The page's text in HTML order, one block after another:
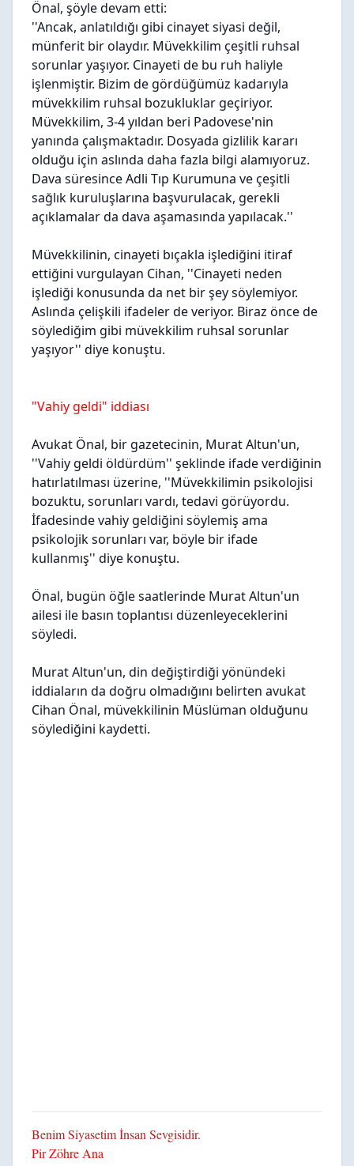
Önal, şöyle devam etti:
''Ancak, anlatıldığı gibi cinayet siyasi değil,
münferit bir olaydır. Müvekkilim çeşitli ruhsal
sorunlar yaşıyor. Cinayeti de bu ruh haliyle
işlenmiştir. Bizim de gördüğümüz kadarıyla
müvekkilim ruhsal bozukluklar geçiriyor.
Müvekkilim, 3-4 yıldan beri Padovese'nin
yanında çalışmaktadır. Dosyada gizlilik kararı
olduğu için aslında daha fazla bilgi alamıyoruz.
Dava süresince Adli Tıp Kurumuna ve çeşitli
sağlık kuruluşlarına başvurulacak, gerekli
açıklamalar da dava aşamasında yapılacak.''
Müvekkilinin, cinayeti bıçakla işlediğini itiraf
ettiğini vurgulayan Cihan, ''Cinayeti neden
işlediği konusunda da net bir şey söylemiyor.
Aslında çelişkili ifadeler de veriyor. Biraz önce de
söylediğim gibi müvekkilim ruhsal sorunlar
yaşıyor'' diye konuştu.
"Vahiy geldi" iddiası
Avukat Önal, bir gazetecinin, Murat Altun'un,
''Vahiy geldi öldürdüm'' şeklinde ifade verdiğinin
hatırlatılması üzerine, ''Müvekkilimin psikolojisi
bozuktu, sorunları vardı, tedavi görüyordu.
İfadesinde vahiy geldiğini söylemiş ama
psikolojik sorunları var, böyle bir ifade
kullanmış'' diye konuştu.
Önal, bugün öğle saatlerinde Murat Altun'un
ailesi ile basın toplantısı düzenleyeceklerini
söyledi.
Murat Altun'un, din değiştirdiği yönündeki
iddiaların da doğru olmadığını belirten avukat
Cihan Önal, müvekkilinin Müslüman olduğunu
söylediğini kaydetti.
Benim Siyasetim İnsan Sevgisidir.
Pir Zöhre Ana